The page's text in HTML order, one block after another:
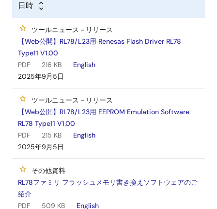
日時
ツールニュース－リリース
【Web公開】RL78/L23用 Renesas Flash Driver RL78
Type11 V1.00
PDF
216 KB
English
2025年9月5日
ツールニュース－リリース
【Web公開】RL78/L23用 EEPROM Emulation Software
RL78 Type11 V1.00
PDF
215 KB
English
2025年9月5日
その他資料
RL78ファミリ フラッシュメモリ書き換えソフトウェアのご
紹介
PDF
509 KB English